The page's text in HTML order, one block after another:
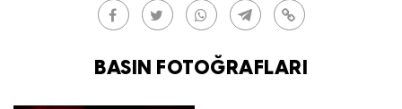
BASIN FOTOĞRAFLARI